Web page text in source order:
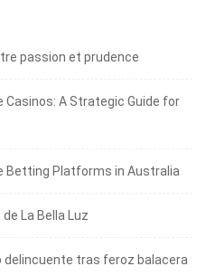
passion et prudence
A Strategic Guide for
Betting Platforms in Australia
La Bella Luz
delincuente tras feroz balacera